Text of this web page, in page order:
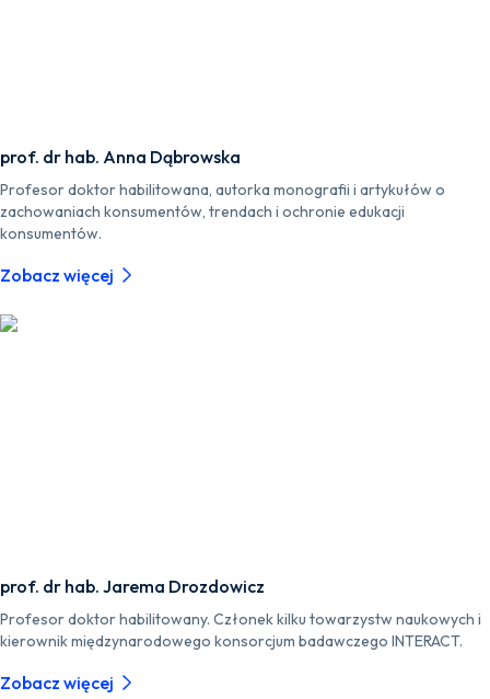
prof. dr hab. Anna Dąbrowska
Profesor doktor habilitowana, autorka monografii i artykułów o
zachowaniach konsumentów, trendach i ochronie edukacji
konsumentów.
Zobacz więcej
prof. dr hab. Jarema Drozdowicz
Profesor doktor habilitowany. Członek kilku towarzystw naukowych i
kierownik międzynarodowego konsorcjum badawczego INTERACT.
Zobacz więcej